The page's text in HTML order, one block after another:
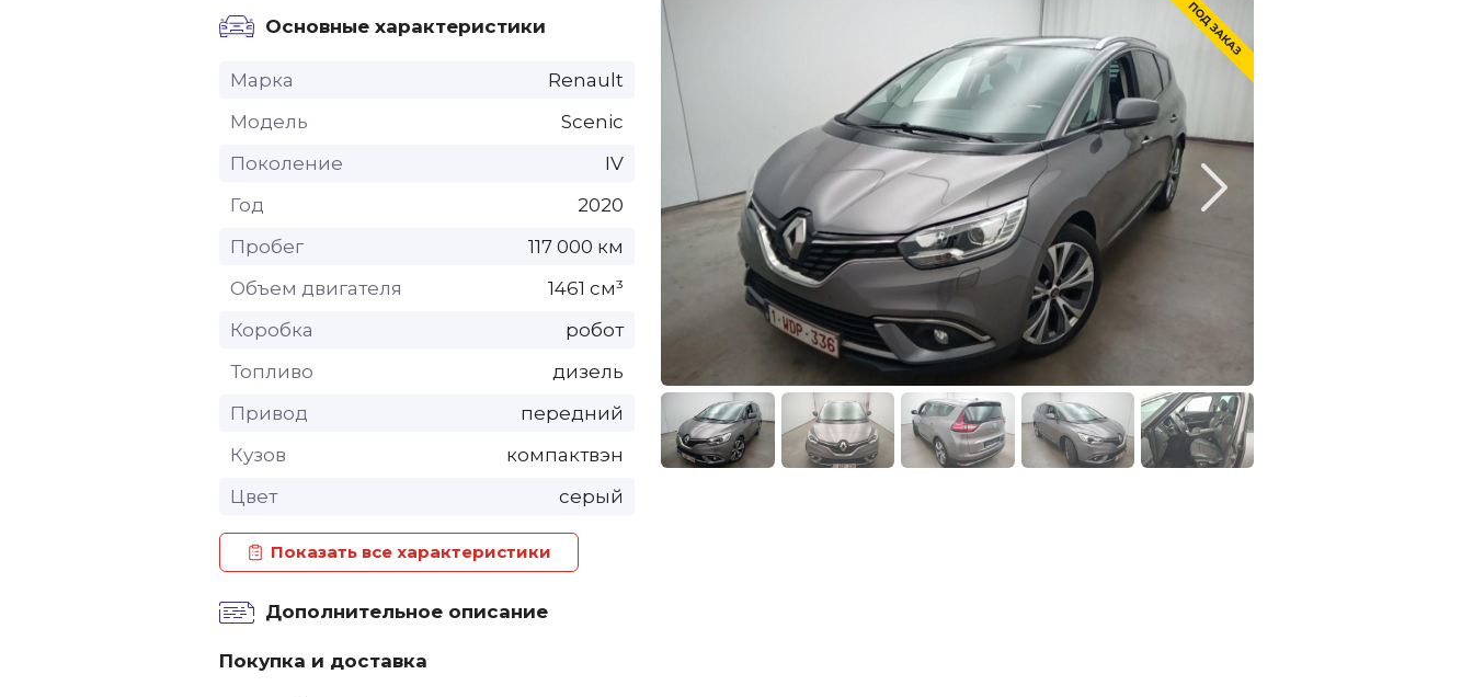
Основные характеристики
Марка
Renault
Модель
Scenic
Поколение
IV
Год
2020
Пробег
117 000 км
Объем двигателя
1461 см³
Коробка
робот
Топливо
дизель
Привод
передний
Кузов
компактвэн
Цвет
серый
Показать все характеристики
Дополнительное описание
Покупка и доставка